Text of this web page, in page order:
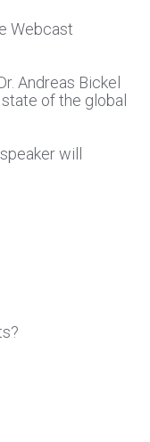
Webcast
Andreas Bickel
of the global
will